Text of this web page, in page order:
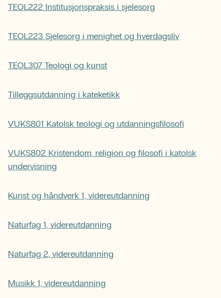
TEOL222 Institusjonspraksis i sjelesorg
TEOL223 Sjelesorg i menighet og hverdagsliv
TEOL307 Teologi og kunst
Tilleggsutdanning i kateketikk
VUKS801 Katolsk teologi og utdanningsfilosofi
VUKS802 Kristendom, religion og filosofi i katolsk
undervisning
Kunst og håndverk 1, videreutdanning
Naturfag 1, videreutdanning
Naturfag 2, videreutdanning
Musikk 1, videreutdanning